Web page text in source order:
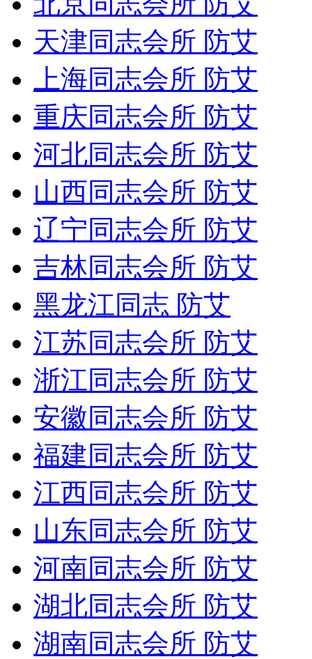
天津同志会所 防艾
上海同志会所 防艾
重庆同志会所 防艾
河北同志会所 防艾
山西同志会所 防艾
辽宁同志会所 防艾
吉林同志会所 防艾
黑龙江同志 防艾
江苏同志会所 防艾
浙江同志会所 防艾
安徽同志会所 防艾
福建同志会所 防艾
江西同志会所 防艾
山东同志会所 防艾
河南同志会所 防艾
湖北同志会所 防艾
湖南同志会所 防艾